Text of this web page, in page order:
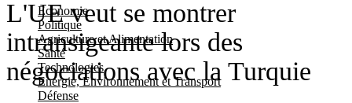
Economie
Politique
Agriculture et Alimentation
Santé
Technologies
Energie, Environnement et Transport
Défense
L'UE veut se montrer
intransigeante lors des
négociations avec la Turquie